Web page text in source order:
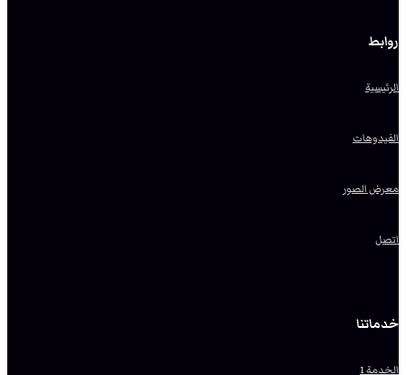
روابط
الرئيسية
الفيدوهات
معرض الصور
اتصل
خدماتنا
الخدمة 1